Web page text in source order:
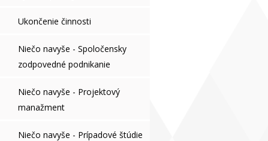
Ukončenie činnosti
Niečo navyše - Spoločensky
zodpovedné podnikanie
Niečo navyše - Projektový
manažment
Niečo navyše - Prípadové štúdie